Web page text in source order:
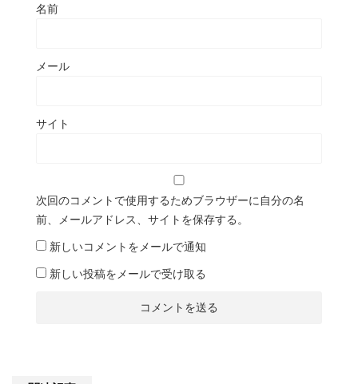
名前
メール
サイト
次回のコメントで使用するためブラウザーに自分の名
前、メールアドレス、サイトを保存する。
新しいコメントをメールで通知
新しい投稿をメールで受け取る